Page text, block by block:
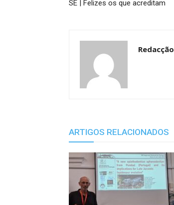
SE | Felizes os que acreditam
Redacção
ARTIGOS RELACIONADOS